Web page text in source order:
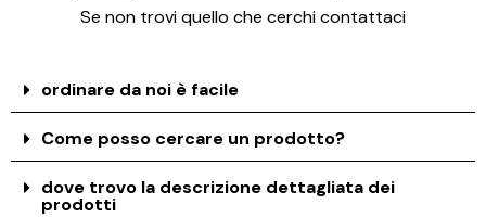
Se non trovi quello che cerchi contattaci
ordinare da noi è facile
Come posso cercare un prodotto?
dove trovo la descrizione dettagliata dei
prodotti